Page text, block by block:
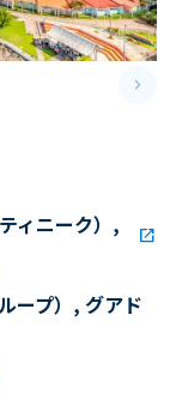
keyboard_arrow_right
ィニーク）,
open_in_new
ープ）, グアド